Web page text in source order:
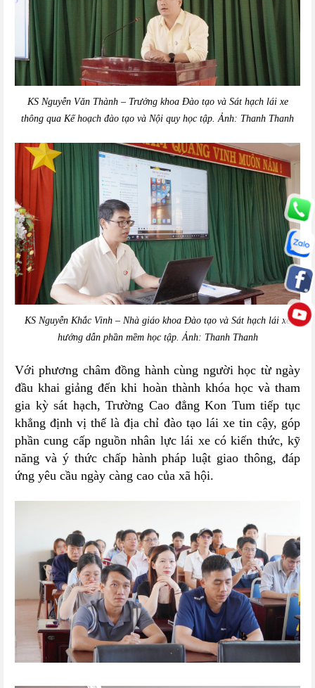
KS Nguyễn Văn Thành – Trưởng khoa Đào tạo và Sát hạch lái xe
thông qua Kế hoạch đào tạo và Nội quy học tập. Ảnh: Thanh Thanh
KS Nguyễn Khắc Vinh – Nhà giáo khoa Đào tạo và Sát hạch lái xe
hướng dẫn phần mềm học tập. Ảnh: Thanh Thanh
Với phương châm đồng hành cùng người học từ ngày
đầu khai giảng đến khi hoàn thành khóa học và tham
gia kỳ sát hạch, Trường Cao đẳng Kon Tum tiếp tục
khẳng định vị thế là địa chỉ đào tạo lái xe tin cậy, góp
phần cung cấp nguồn nhân lực lái xe có kiến thức, kỹ
năng và ý thức chấp hành pháp luật giao thông, đáp
ứng yêu cầu ngày càng cao của xã hội.